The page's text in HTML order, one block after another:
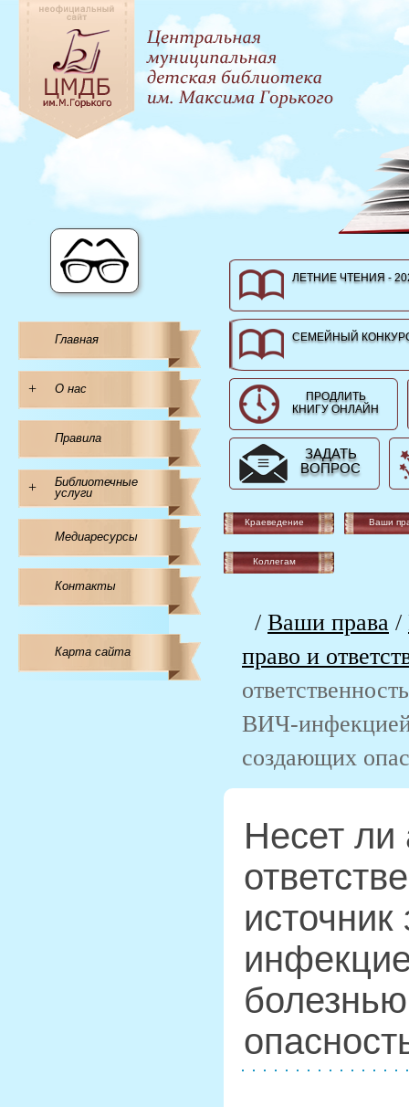
Главная
+ О нас
Правила
+
Библиотечные
услуги
Медиаресурсы
Контакты
Карта сайта
ЛЕТНИЕ ЧТЕНИЯ -
СЕМЕЙНЫЙ
ПРОДЛИТЬ
КНИГУ ОНЛАЙН
ЗАДАТЬ
ВОПРОС
Краеведение Ваши
Коллегам
/ Ваши права /
право и
ВИЧ-
создающих
Несет ли